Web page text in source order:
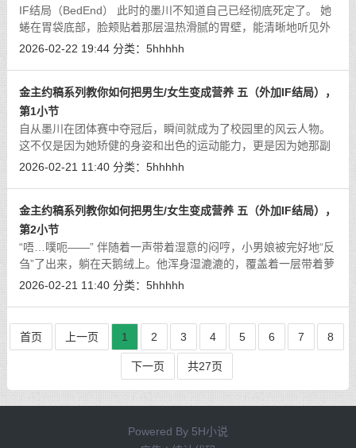
IF结局（BedEnd） 此时的墨川不知道自己已经彻底死定了。 她
蜷在胃袋底部，脸颊贴着那层温热滑腻的胃壁，能清晰地听见外
面街道的喧嚣——汽车鸣笛、行人交谈、早餐摊煎饼的滋滋声。
2026-02-22 19:44 分类： 5hhhhh
金主约稿系列教你如何把男生/女生变成营养 五（外加IF结局），
第1小节
自从墨川在团体赛中夺冠后，瞬间就成为了校园里的风云人物。
这不仅是因为她矫健的身姿和出色的运动能力，更是因为她那副
在泳池边与赛场上吸引了无数目光的青醇肉体——小麦色的肌肤
2026-02-21 11:40 分类： 5hhhhh
金主约稿系列教你如何把男生/女生变成营养 五（外加IF结局），
第2小节
“唔…噗呃——” 伴随着一声带着湿意的闷哼，小男娘被完好地“反
刍”了出来，躺在天鹅绒上。他浑身湿漉漉的，覆盖着一层带着萝
莉厨娘唾液清香和特殊调味汁的汤汁，皮肤呈现出被轻微消化后
2026-02-21 11:40 分类： 5hhhhh
首页 上一页 1 2 3 4 5 6 7 8
下一页 共27页
Powered By 5H小说